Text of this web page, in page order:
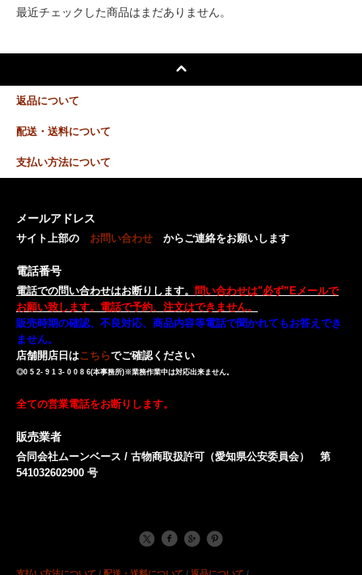
最近チェックした商品はまだありません。
返品について
配送・送料について
支払い方法について
メールアドレス
サイト上部の お問い合わせ からご連絡をお願いします
電話番号
電話での問い合わせはお断りします。
問い合わせは"必ず”Eメールで
お願い致します。電話で予約、注文はできません。
販売時期の確認、不良対応、商品内容等電話で聞かれてもお答えでき
ません。
店舗開店日はこちらでご確認ください
◎0 5 2- 9 1 3- 0 0 8 6(本事務所)※業務作業中は対応出来ません。
全ての営業電話をお断りします。
販売業者
合同会社ムーンベース / 古物商取扱許可（愛知県公安委員会） 第
541032602900 号